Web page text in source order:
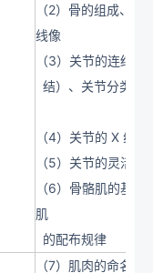
（2）骨的组成、
线像
（3）关节的连结
结）、关节分类和
（4）关节的 X 线像
（5）关节的灵活性
（6）骨骼肌的基
肌
的配布规律
（7）肌肉的命名原